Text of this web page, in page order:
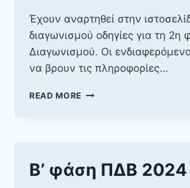
Έχουν αναρτηθεί στην
διαγωνισμού οδηγίες για τη 2η
Διαγωνισμού. Οι
να βρουν τις πληροφορίες…
READ MORE ΑΝΑΚΟΊΝΩΣΗ
2024
Β’ φάση ΠΔΒ 2024